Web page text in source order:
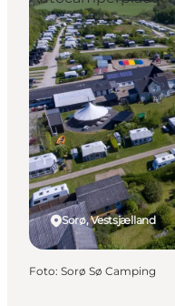
Sorø, Vestsjælland
Foto: Sorø Sø Camping